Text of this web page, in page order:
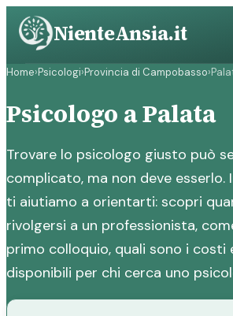
Vai
contenuto
NienteAnsia.it
Home›Psicologi›Provincia di Campobasso›
Psicologo a Palata
Trovare lo psicologo giusto può
complicato, ma non deve esserlo.
ti aiutiamo a orientarti: scopri
rivolgersi a un professionista,
primo colloquio, quali sono i costi
disponibili per chi cerca uno